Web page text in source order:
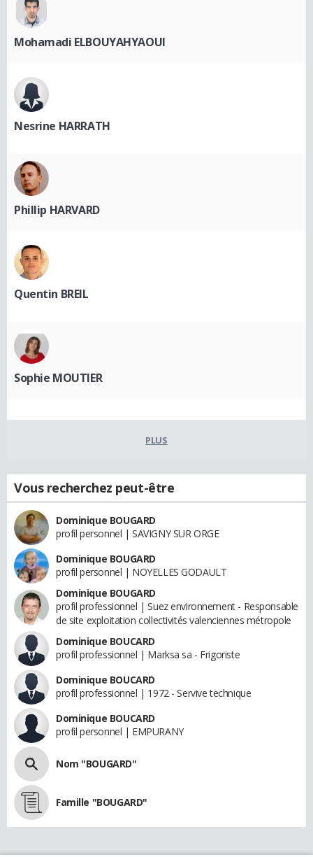
Mohamadi ELBOUYAHYAOUI
Nesrine HARRATH
Phillip HARVARD
Quentin BREIL
Sophie MOUTIER
PLUS
Vous recherchez peut-être
Dominique BOUGARD
profil personnel | SAVIGNY SUR ORGE
Dominique BOUGARD
profil personnel | NOYELLES GODAULT
Dominique BOUGARD
profil professionnel | Suez environnement - Responsable
de site exploitation collectivités valenciennes métropole
Dominique BOUCARD
profil professionnel | Marksa sa - Frigoriste
Dominique BOUCARD
profil professionnel | 1972 - Servive technique
Dominique BOUCARD
profil personnel | EMPURANY
Nom "BOUGARD"
Famille "BOUGARD"